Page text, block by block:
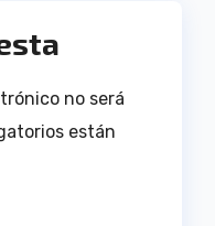
no será
están